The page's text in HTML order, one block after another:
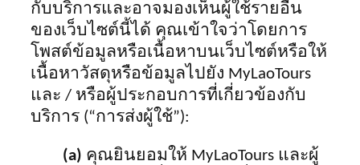
กับบริการและอาจมองเห็นผู้ใช้รายอื่น
ของเว็บไซต์นี้ได้ คุณเข้าใจว่าโดยการ
โพสต์ข้อมูลหรือเนื้อหาบนเว็บไซต์หรือให้
เนื้อหาวัสดุหรือข้อมูลไปยัง MyLaoTours
และ / หรือผู้ประกอบการที่เกี่ยวข้องกับ
บริการ (“การส่งผู้ใช้”):
(a) คุณยินยอมให้ MyLaoTours และผู้